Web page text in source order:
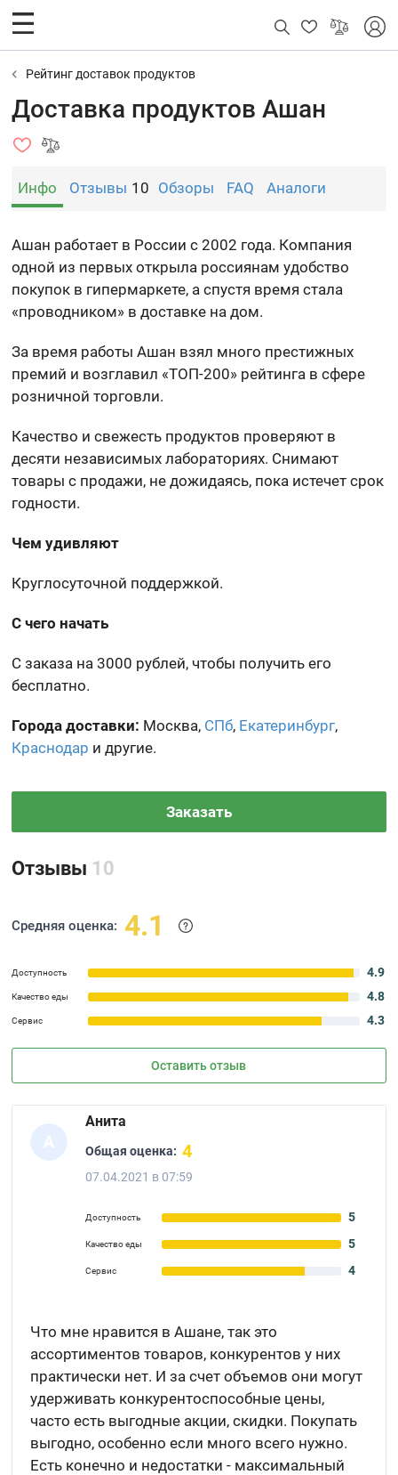
Рейтинг доставок продуктов
Доставка продуктов Ашан
Инфо Отзывы 10 Обзоры FAQ Аналоги
Ашан работает в России с 2002 года. Компания
одной из первых открыла россиянам удобство
покупок в гипермаркете, а спустя время стала
«проводником» в доставке на дом.
За время работы Ашан взял много престижных
премий и возглавил «ТОП-200» рейтинга в сфере
розничной торговли.
Качество и свежесть продуктов проверяют в
десяти независимых лабораториях. Снимают
товары с продажи, не дожидаясь, пока истечет срок
годности.
Чем удивляют
Круглосуточной поддержкой.
С чего начать
С заказа на 3000 рублей, чтобы получить его
бесплатно.
Города доставки: Москва, СПб, Екатеринбург,
Краснодар и другие.
Заказать
Отзывы 10
Средняя оценка: 4.1
Доступность 4.9
Качество еды 4.8
Сервис 4.3
Оставить отзыв
А
Анита
Общая оценка: 4
07.04.2021 в 07:59
Доступность 5
Качество еды 5
Сервис 4
Что мне нравится в Ашане, так это
ассортиментов товаров, конкурентов у них
практически нет. И за счет объемов они могут
удерживать конкурентоспособные цены,
часто есть выгодные акции, скидки. Покупать
выгодно, особенно если много всего нужно.
Есть конечно и недостатки - максимальный